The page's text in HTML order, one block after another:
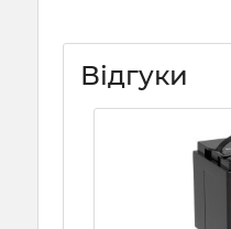
Відгуки